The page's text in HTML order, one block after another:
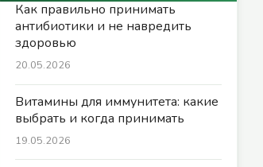
Как правильно принимать
антибиотики и не навредить
здоровью
20.05.2026
Витамины для иммунитета: какие
выбрать и когда принимать
19.05.2026